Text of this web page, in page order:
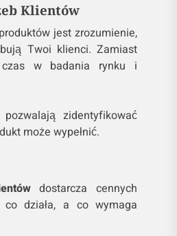
Klientów
jest zrozumienie,
Twoi klienci. Zamiast
czas w badania rynku i
pozwalają zidentyfikować
może wypełnić.
dostarcza cennych
działa, a co wymaga